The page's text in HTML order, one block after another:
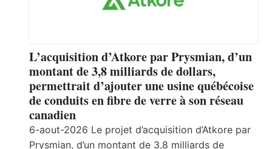
L’acquisition d’Atkore par Prysmian, d’un
montant de 3,8 milliards de dollars,
permettrait d’ajouter une usine québécoise
de conduits en fibre de verre à son réseau
canadien
6-aout-2026 Le projet d’acquisition d’Atkore par
Prysmian, d’un montant de 3,8 milliards de